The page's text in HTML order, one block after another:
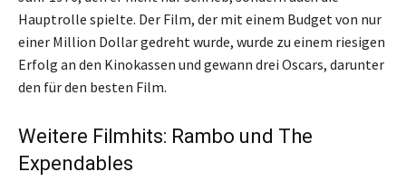
Hauptrolle spielte. Der Film, der mit einem Budget von nur
einer Million Dollar gedreht wurde, wurde zu einem riesigen
Erfolg an den Kinokassen und gewann drei Oscars, darunter
den für den besten Film.
Weitere Filmhits: Rambo und The
Expendables